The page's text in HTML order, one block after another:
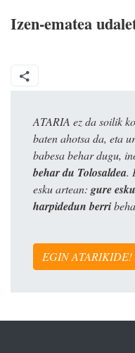
Izen-ematea
ATARIA ez da soilik
baten ahotsa da, eta
babesa behar dugu,
behar du Tolosaldea.
esku artean: gure
harpidedun berri
EGIN ATARIKIDE!